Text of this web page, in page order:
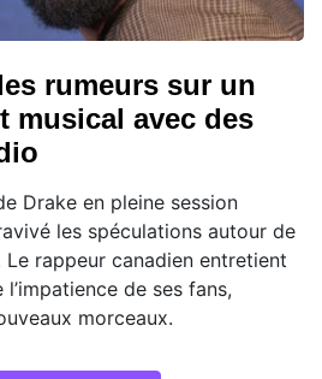
rumeurs sur un
musical avec des
Drake en pleine session
les spéculations autour de
rappeur canadien entretient
de ses fans,
morceaux.